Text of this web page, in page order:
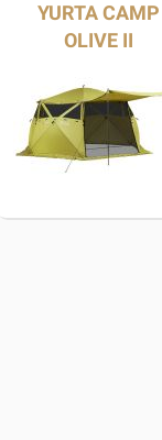
YURTA CAMP
OLIVE II